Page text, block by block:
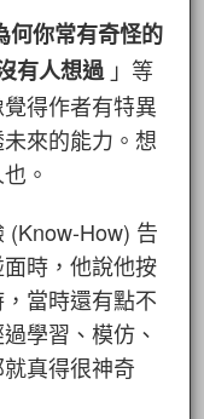
何你常有奇怪的
有人想過」等
得作者有特異
來的能力。想
。
(Know-How) 告
時，他說他按
當時還有點不
學習、模仿、
真得很神奇